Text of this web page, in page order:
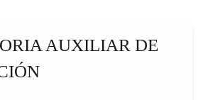
AUXILIAR DE